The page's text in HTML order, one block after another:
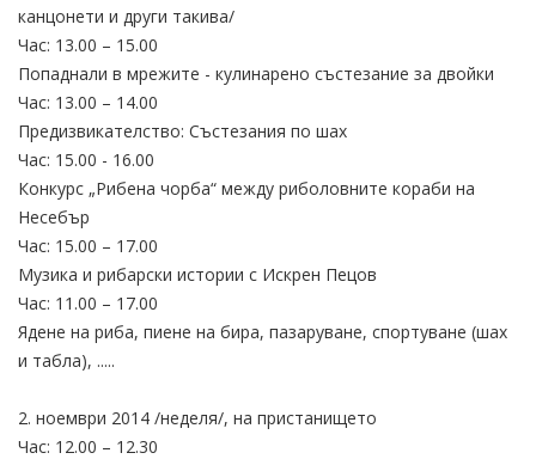
канцонети и други такива/
Час: 13.00 – 15.00
Попаднали в мрежите - кулинарено състезание за двойки
Час: 13.00 – 14.00
Предизвикателство: Състезания по шах
Час: 15.00 - 16.00
Конкурс „Рибена чорба“ между риболовните кораби на
Несебър
Час: 15.00 – 17.00
Музика и рибарски истории с Искрен Пецов
Час: 11.00 – 17.00
Ядене на риба, пиене на бира, пазаруване, спортуване (шах
и табла), .....
2. ноември 2014 /неделя/, на пристанището
Час: 12.00 – 12.30